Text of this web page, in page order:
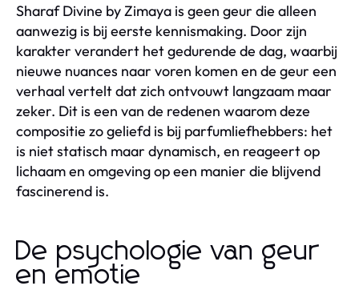
Sharaf Divine by Zimaya is geen geur die alleen
aanwezig is bij eerste kennismaking. Door zijn
karakter verandert het gedurende de dag, waarbij
nieuwe nuances naar voren komen en de geur een
verhaal vertelt dat zich ontvouwt langzaam maar
zeker. Dit is een van de redenen waarom deze
compositie zo geliefd is bij parfumliefhebbers: het
is niet statisch maar dynamisch, en reageert op
lichaam en omgeving op een manier die blijvend
fascinerend is.
De psychologie van geur
en emotie